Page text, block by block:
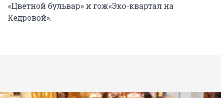
«Цветной бульвар» и гож«Эко-квартал на
Кедровой».